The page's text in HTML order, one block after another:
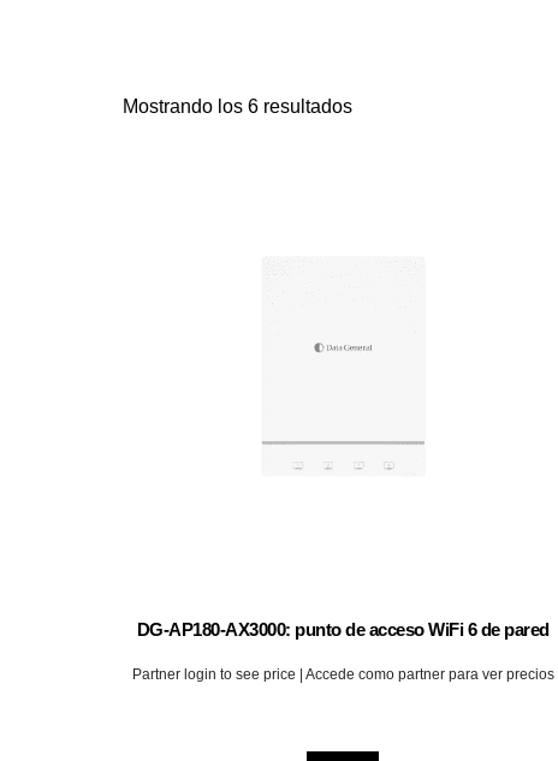
Mostrando los 6 resultados
DG-AP180-AX3000: punto de acceso WiFi 6 de pared
Partner login to see price | Accede como partner para ver precios